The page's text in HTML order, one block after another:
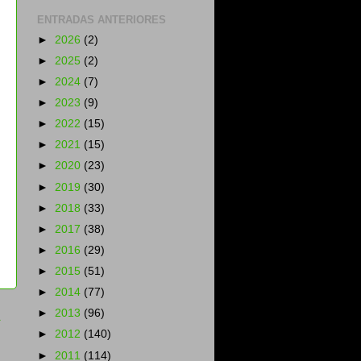
ENTRADAS ANTERIORES
► 2026 (2)
► 2025 (2)
► 2024 (7)
► 2023 (9)
► 2022 (15)
► 2021 (15)
► 2020 (23)
► 2019 (30)
► 2018 (33)
► 2017 (38)
► 2016 (29)
► 2015 (51)
► 2014 (77)
► 2013 (96)
► 2012 (140)
► 2011 (114)